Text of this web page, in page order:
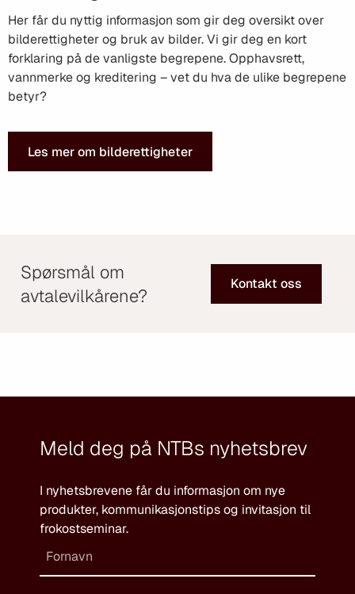
Her får du nyttig informasjon som gir deg oversikt over
bilderettigheter og bruk av bilder. Vi gir deg en kort
forklaring på de vanligste begrepene. Opphavsrett,
vannmerke og kreditering – vet du hva de ulike begrepene
betyr?
Les mer om bilderettigheter
Spørsmål om
avtalevilkårene?
Kontakt oss
Meld deg på NTBs nyhetsbrev
I nyhetsbrevene får du informasjon om nye
produkter, kommunikasjonstips og invitasjon til
frokostseminar.